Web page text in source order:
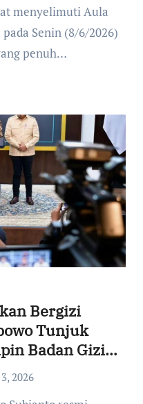
Senin (8/6/2026)
penuh…
Bergizi
Tunjuk
Badan Gizi
2026